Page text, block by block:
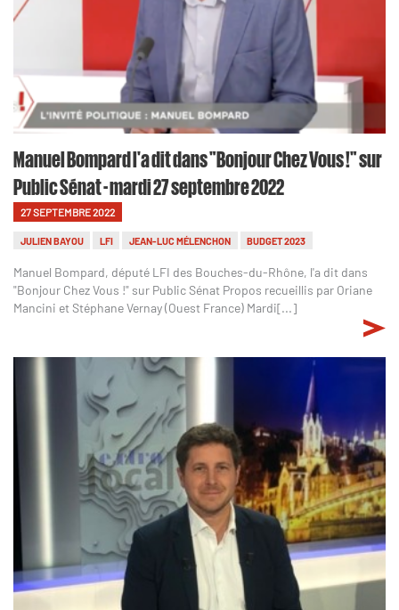
Manuel Bompard l'a dit dans "Bonjour Chez Vous !" sur
Public Sénat - mardi 27 septembre 2022
27 SEPTEMBRE 2022
JULIEN BAYOU LFI JEAN-LUC MÉLENCHON BUDGET 2023
Manuel Bompard, député LFI des Bouches-du-Rhône, l'a dit dans
"Bonjour Chez Vous !" sur Public Sénat Propos recueillis par Oriane
Mancini et Stéphane Vernay (Ouest France) Mardi[...]